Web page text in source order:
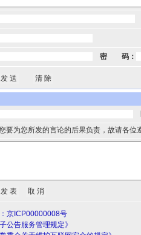
密 码：
要为您所发的言论的后果负责，故请各位
京ICP00000008号
公告服务管理规定》